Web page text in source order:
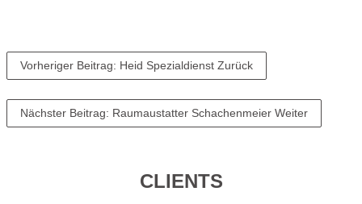
Vorheriger Beitrag: Heid Spezialdienst Zurück
Nächster Beitrag: Raumaustatter Schachenmeier Weiter
CLIENTS